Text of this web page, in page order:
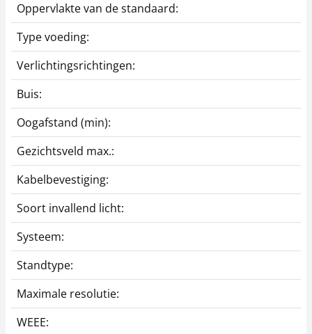
Oppervlakte van de standaard:
Type voeding:
Verlichtingsrichtingen:
Buis:
Oogafstand (min):
Gezichtsveld max.:
Kabelbevestiging:
Soort invallend licht:
Systeem:
Standtype:
Maximale resolutie:
WEEE: